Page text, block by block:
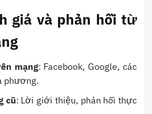
giá và phản hồi từ
mạng: Facebook, Google, các
phương.
cũ: Lời giới thiệu, phản hồi thực